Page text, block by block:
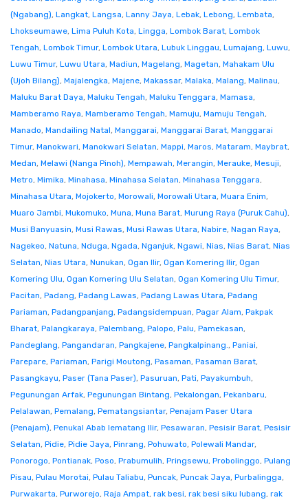
(Ngabang), Langkat, Langsa, Lanny Jaya, Lebak, Lebong, Lembata,
Lhokseumawe, Lima Puluh Kota, Lingga, Lombok Barat, Lombok
Tengah, Lombok Timur, Lombok Utara, Lubuk Linggau, Lumajang, Luwu,
Luwu Timur, Luwu Utara, Madiun, Magelang, Magetan, Mahakam Ulu
(Ujoh Bilang), Majalengka, Majene, Makassar, Malaka, Malang, Malinau,
Maluku Barat Daya, Maluku Tengah, Maluku Tenggara, Mamasa,
Mamberamo Raya, Mamberamo Tengah, Mamuju, Mamuju Tengah,
Manado, Mandailing Natal, Manggarai, Manggarai Barat, Manggarai
Timur, Manokwari, Manokwari Selatan, Mappi, Maros, Mataram, Maybrat,
Medan, Melawi (Nanga Pinoh), Mempawah, Merangin, Merauke, Mesuji,
Metro, Mimika, Minahasa, Minahasa Selatan, Minahasa Tenggara,
Minahasa Utara, Mojokerto, Morowali, Morowali Utara, Muara Enim,
Muaro Jambi, Mukomuko, Muna, Muna Barat, Murung Raya (Puruk Cahu),
Musi Banyuasin, Musi Rawas, Musi Rawas Utara, Nabire, Nagan Raya,
Nagekeo, Natuna, Nduga, Ngada, Nganjuk, Ngawi, Nias, Nias Barat, Nias
Selatan, Nias Utara, Nunukan, Ogan Ilir, Ogan Komering Ilir, Ogan
Komering Ulu, Ogan Komering Ulu Selatan, Ogan Komering Ulu Timur,
Pacitan, Padang, Padang Lawas, Padang Lawas Utara, Padang
Pariaman, Padangpanjang, Padangsidempuan, Pagar Alam, Pakpak
Bharat, Palangkaraya, Palembang, Palopo, Palu, Pamekasan,
Pandeglang, Pangandaran, Pangkajene, Pangkalpinang., Paniai,
Parepare, Pariaman, Parigi Moutong, Pasaman, Pasaman Barat,
Pasangkayu, Paser (Tana Paser), Pasuruan, Pati, Payakumbuh,
Pegunungan Arfak, Pegunungan Bintang, Pekalongan, Pekanbaru,
Pelalawan, Pemalang, Pematangsiantar, Penajam Paser Utara
(Penajam), Penukal Abab lematang Ilir, Pesawaran, Pesisir Barat, Pesisir
Selatan, Pidie, Pidie Jaya, Pinrang, Pohuwato, Polewali Mandar,
Ponorogo, Pontianak, Poso, Prabumulih, Pringsewu, Probolinggo, Pulang
Pisau, Pulau Morotai, Pulau Taliabu, Puncak, Puncak Jaya, Purbalingga,
Purwakarta, Purworejo, Raja Ampat, rak besi, rak besi siku lubang, rak